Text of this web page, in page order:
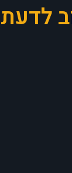
לדעת